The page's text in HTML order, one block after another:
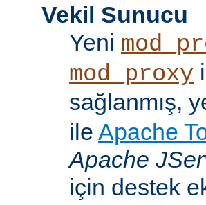
Vekil Sunucu
Yeni
mod_proxy
sağlanmış,
ile Apache
Apache
için destek